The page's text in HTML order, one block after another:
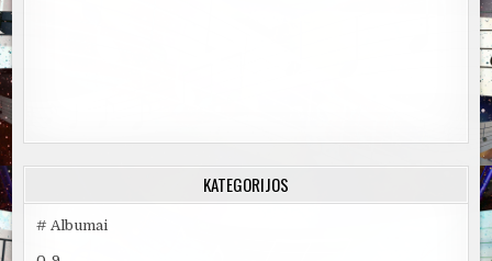
KATEGORIJOS
# Albumai